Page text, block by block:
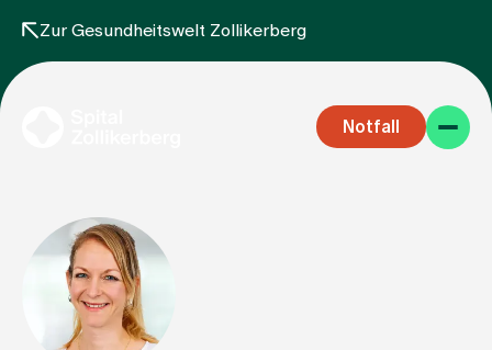
Zur Gesundheitswelt Zollikerberg
Notfall
Fachbereiche